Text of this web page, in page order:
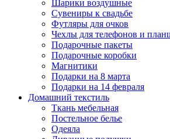
Шарики воздушные
Сувениры к свадьбе
Футляры для очков
Чехлы для телефонов и
Подарочные пакеты
Подарочные коробки
Магнитики
Подарки на 8 марта
Подарки на 14 февраля
Домашний текстиль
Ткань мебельная
Постельное белье
Одеяла